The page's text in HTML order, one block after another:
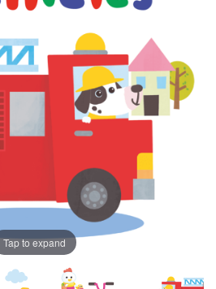
Tap to expand